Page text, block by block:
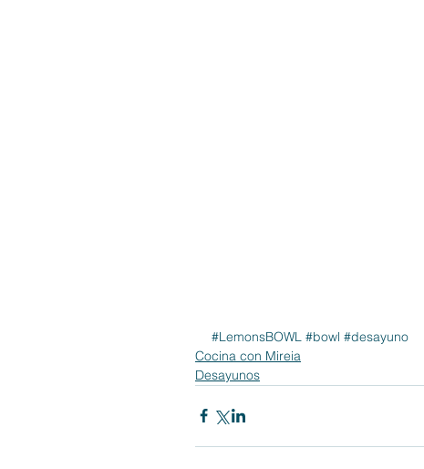
#LemonsBOWL #bowl #desayuno
Cocina con Mireia
Desayunos